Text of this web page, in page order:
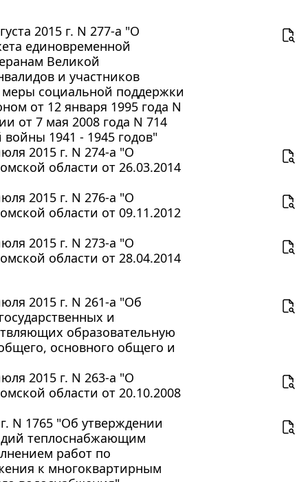
2015 г. N 277-а "О
единовременной
Великой
и участников
социальной поддержки
от 12 января 1995 года N
от 7 мая 2008 года N 714
1941 - 1945 годов"
2015 г. N 274-а "О
области от 26.03.2014
2015 г. N 276-а "О
области от 09.11.2012
2015 г. N 273-а "О
области от 28.04.2014
2015 г. N 261-а "Об
и
образовательную
основного общего и
2015 г. N 263-а "О
области от 20.10.2008
N 1765 "Об утверждении
теплоснабжающим
работ по
к многоквартирным